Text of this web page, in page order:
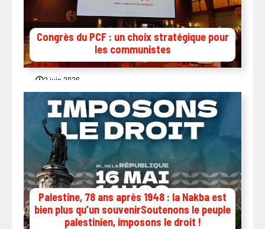
Congrès du PCF : un choix stratégique pour
les communistes
2 juin 2026
Palestine, 78 ans après 1948 : la Nakba est
bien plus qu’un souvenirSoutenons le peuple
palestinien, imposons le droit !